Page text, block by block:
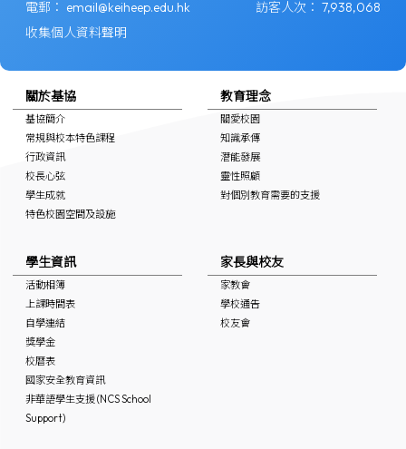
電郵： email@keiheep.edu.hk 訪客人次： 7,938,068
收集個人資料聲明
關於基協
基協簡介
常規與校本特色課程
行政資訊
校長心弦
學生成就
特色校園空間及設施
教育理念
關愛校園
知識承傳
潛能發展
靈性照顧
對個別教育需要的支援
學生資訊
活動相簿
上課時間表
自學連結
獎學金
校曆表
國家安全教育資訊
非華語學生支援 (NCS School
Support)
家長與校友
家教會
學校通告
校友會